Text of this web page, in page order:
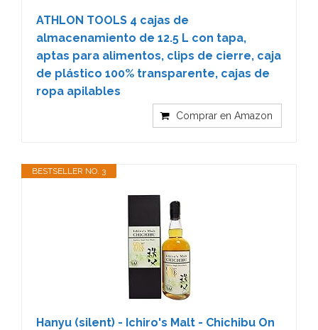
ATHLON TOOLS 4 cajas de
almacenamiento de 12.5 L con tapa,
aptas para alimentos, clips de cierre, caja
de plástico 100% transparente, cajas de
ropa apilables
Comprar en Amazon
BESTSELLER NO. 3
Hanyu (silent) - Ichiro's Malt - Chichibu On